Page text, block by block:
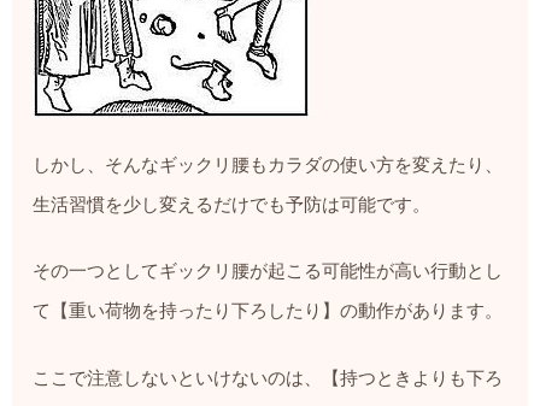
しかし、そんなギックリ腰もカラダの使い方を変えたり、
生活習慣を少し変えるだけでも予防は可能です。
その一つとしてギックリ腰が起こる可能性が高い行動とし
て【重い荷物を持ったり下ろしたり】の動作があります。
ここで注意しないといけないのは、【持つときよりも下ろ